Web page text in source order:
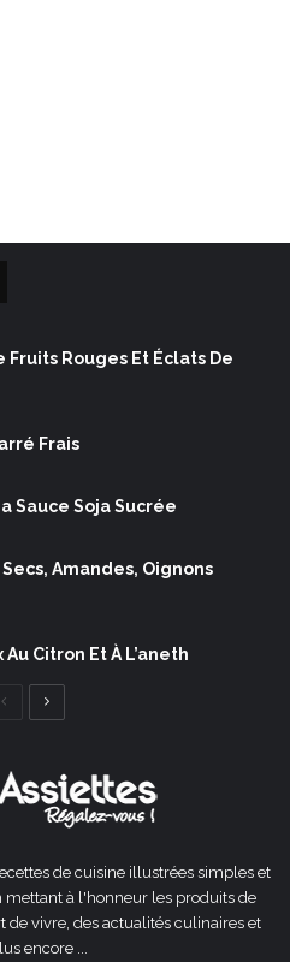
Fruits Rouges Et Éclats De
Frais
Sauce Soja Sucrée
Amandes, Oignons
Citron Et À L’aneth
Page
de cuisine illustrées simples et
mettant à l'honneur les produits de
de vivre, des actualités culinaires et
encore ...